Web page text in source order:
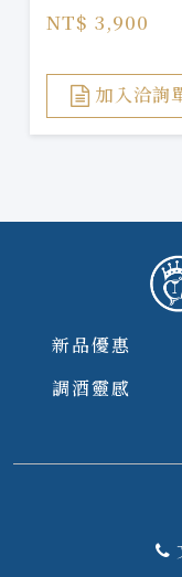
葡萄酒
NT$ 3,900
加入洽詢
新品優惠
調酒靈感